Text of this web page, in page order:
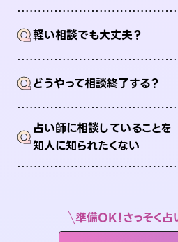
Q軽い相談でも大丈夫？
Qどうやって相談終了する？
Q占い師に相談していることを
知人に知られたくない
準備OK！さっそく